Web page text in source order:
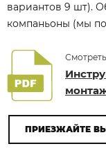
вариантов 9 шт).
компаньоны (мы
Смотреть
ПРИЕЗЖАЙТЕ